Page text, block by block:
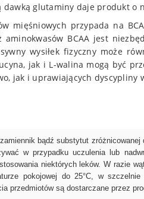
glutaminy daje produkt o
mięśniowych przypada na
aminokwasów BCAA jest
wysiłek fizyczny może
jak i L-walina mogą być
jak i uprawiających dyscypliny